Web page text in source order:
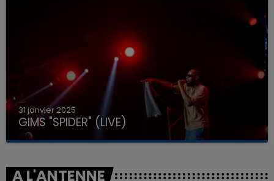
31 janvier 2025
GIMS "SPIDER" (LIVE)
A L'ANTENNE